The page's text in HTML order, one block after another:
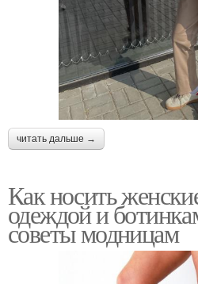
читать дальше →
Как носить
одеждой и
советы модницам